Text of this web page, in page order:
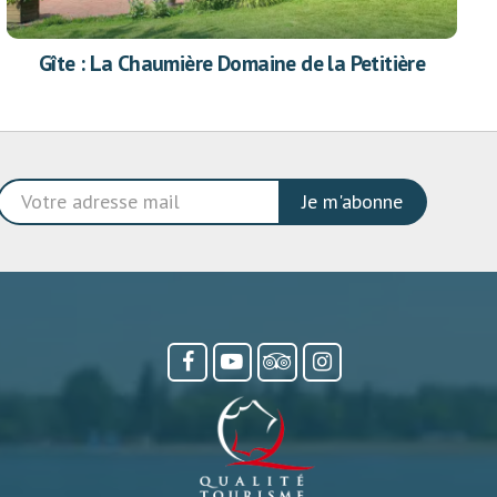
Gîte : La Chaumière Domaine de la Petitière
Je m'abonne